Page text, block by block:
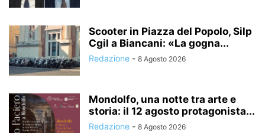
Scooter in Piazza del Popolo, Silp
Cgil a Biancani: «La gogna...
Redazione - 8 Agosto 2026
Mondolfo, una notte tra arte e
storia: il 12 agosto protagonista...
Redazione - 8 Agosto 2026